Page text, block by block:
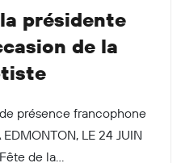
présidente
de la
présence francophone
LE 24 JUIN
de la...